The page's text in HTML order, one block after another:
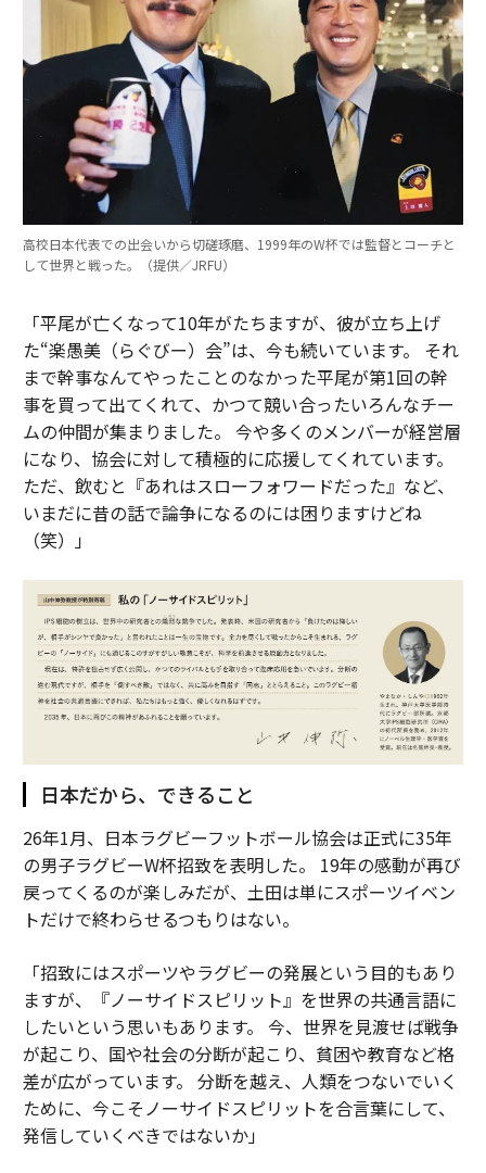
高校日本代表での出会いから切磋琢磨、1999年のW杯では監督とコーチと
して世界と戦った。（提供／JRFU）
「平尾が亡くなって10年がたちますが、彼が立ち上げ
た“楽愚美（らぐびー）会”は、今も続いています。 それ
まで幹事なんてやったことのなかった平尾が第1回の幹
事を買って出てくれて、かつて競い合ったいろんなチー
ムの仲間が集まりました。 今や多くのメンバーが経営層
になり、協会に対して積極的に応援してくれています。
ただ、飲むと『あれはスローフォワードだった』など、
いまだに昔の話で論争になるのには困りますけどね
（笑）」
日本だから、できること
26年1月、日本ラグビーフットボール協会は正式に35年
の男子ラグビーW杯招致を表明した。 19年の感動が再び
戻ってくるのが楽しみだが、土田は単にスポーツイベン
トだけで終わらせるつもりはない。
「招致にはスポーツやラグビーの発展という目的もあり
ますが、『ノーサイドスピリット』を世界の共通言語に
したいという思いもあります。 今、世界を見渡せば戦争
が起こり、国や社会の分断が起こり、貧困や教育など格
差が広がっています。 分断を越え、人類をつないでいく
ために、今こそノーサイドスピリットを合言葉にして、
発信していくべきではないか」